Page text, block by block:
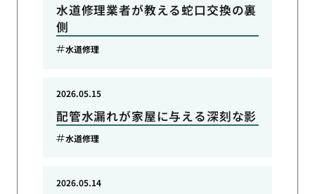
水道修理業者が教える蛇口交換の裏
側
水道修理
配管水漏れが家屋に与える深刻な影
2026.05.15
水道修理
2026.05.14